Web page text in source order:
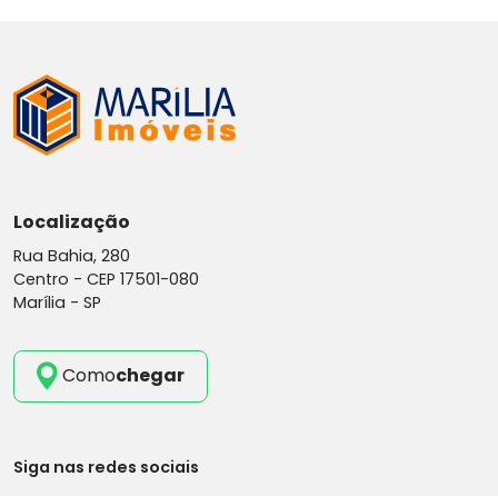
Localização
Rua Bahia, 280
Centro - CEP 17501-080
Marília - SP
Comochegar
Siga nas redes sociais